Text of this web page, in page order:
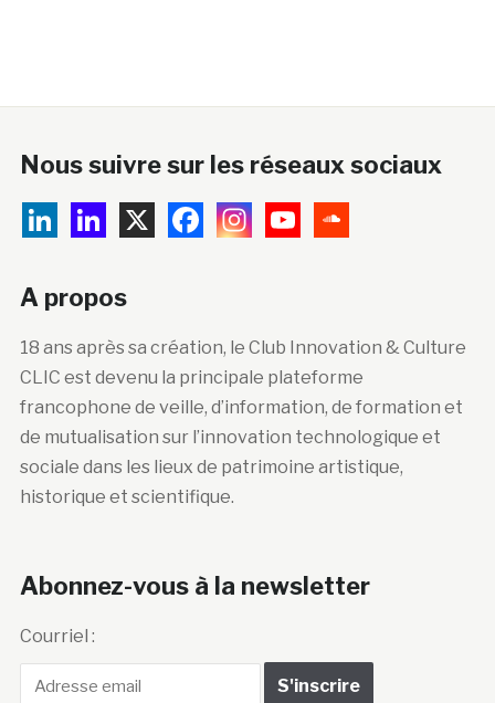
Nous suivre sur les réseaux sociaux
A propos
18 ans après sa création, le Club Innovation & Culture
CLIC est devenu la principale plateforme
francophone de veille, d’information, de formation et
de mutualisation sur l’innovation technologique et
sociale dans les lieux de patrimoine artistique,
historique et scientifique.
Abonnez-vous à la newsletter
Courriel :